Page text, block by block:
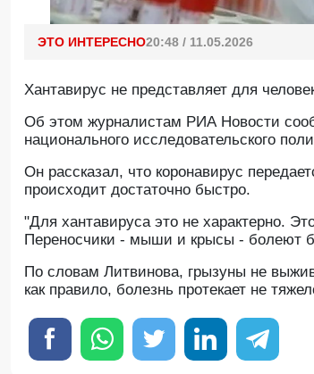
ЭТО ИНТЕРЕСНО20:48 / 11.05.2026
Хантавирус не представляет для
Oб этом журналистам РИА Новости
национального исследовательского
Он рассказал, что коронавирус
происходит достаточно быстро.
"Для хантавируса это не характерно.
Переносчики - мыши и крысы - болеют
По словам Литвинова, грызуны не
как правило, болезнь протекает не